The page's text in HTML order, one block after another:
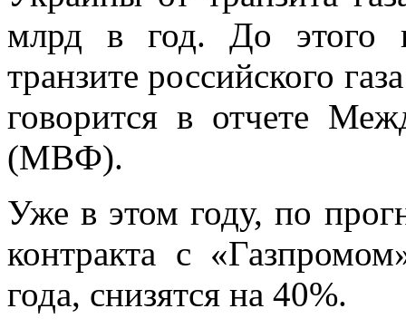
млрд в год. До этого
транзите российского
говорится в отчете
(МВФ).
Уже в этом году, по
контракта с
года, снизятся на 40%.